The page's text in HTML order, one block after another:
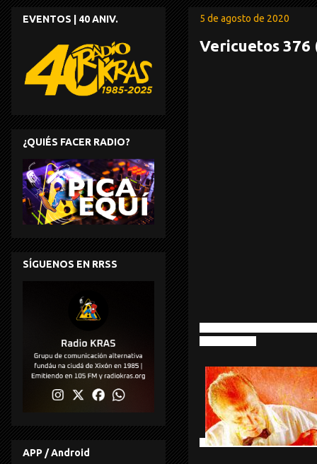
5 de agosto de 2020
Vericuetos 376
EVENTOS | 40 ANIV.
¿QUIÉS FACER RADIO?
SÍGUENOS EN RRSS
APP / Android